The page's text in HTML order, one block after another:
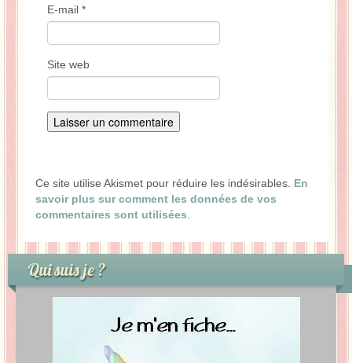
E-mail *
Site web
Ce site utilise Akismet pour réduire les indésirables. En
savoir plus sur comment les données de vos
commentaires sont utilisées
Qui suis je ?